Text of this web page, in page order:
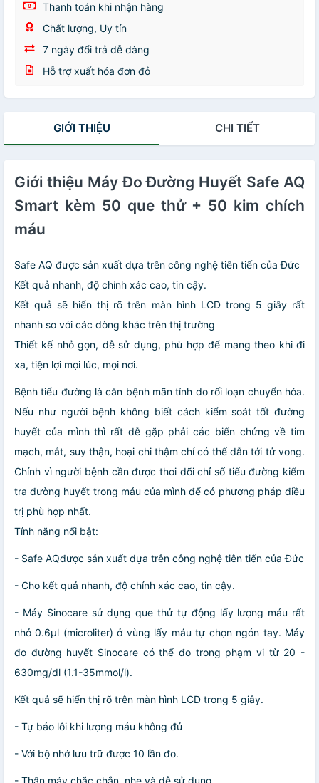
Thanh toán khi nhận hàng
Chất lượng, Uy tín
7 ngày đổi trả dễ dàng
Hỗ trợ xuất hóa đơn đỏ
GIỚI THIỆU CHI TIẾT
Giới thiệu Máy Đo Đường Huyết Safe AQ
Smart kèm 50 que thử + 50 kim chích
máu
Safe AQ được sản xuất dựa trên công nghệ tiên tiến của Đức
Kết quả nhanh, độ chính xác cao, tin cậy.
Kết quả sẽ hiển thị rõ trên màn hình LCD trong 5 giây rất
nhanh so với các dòng khác trên thị trường
Thiết kế nhỏ gọn, dễ sử dụng, phù hợp để mang theo khi đi
xa, tiện lợi mọi lúc, mọi nơi.
Bệnh tiểu đường là căn bệnh mãn tính do rối loạn chuyển hóa.
Nếu như người bệnh không biết cách kiểm soát tốt đường
huyết của mình thì rất dễ gặp phải các biến chứng về tim
mạch, mắt, suy thận, hoại chi thậm chí có thể dẫn tới tử vong.
Chính vì người bệnh cần được thoi dõi chỉ số tiểu đường kiểm
tra đường huyết trong máu của mình để có phương pháp điều
trị phù hợp nhất.
Tính năng nổi bật:
- Safe AQđược sản xuất dựa trên công nghệ tiên tiến của Đức
- Cho kết quả nhanh, độ chính xác cao, tin cậy.
- Máy Sinocare sử dụng que thử tự động lấy lượng máu rất
nhỏ 0.6µl (microliter) ở vùng lấy máu tự chọn ngón tay. Máy
đo đường huyết Sinocare có thể đo trong phạm vi từ 20 -
630mg/dl (1.1-35mmol/l).
Kết quả sẽ hiển thị rõ trên màn hình LCD trong 5 giây.
- Tự báo lỗi khi lượng máu không đủ
- Với bộ nhớ lưu trữ được 10 lần đo.
- Thân máy chắc chắn, nhẹ và dễ sử dụng.